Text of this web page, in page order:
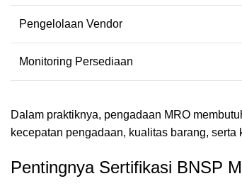
Pengelolaan Vendor
Monitoring Persediaan
Dalam praktiknya, pengadaan MRO
kecepatan pengadaan, kualitas barang,
Pentingnya Sertifikasi BNSP